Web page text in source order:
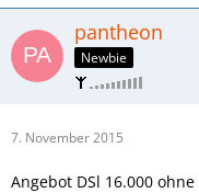
pantheon
Newbie
7. November 2015
Angebot DSl 16.000